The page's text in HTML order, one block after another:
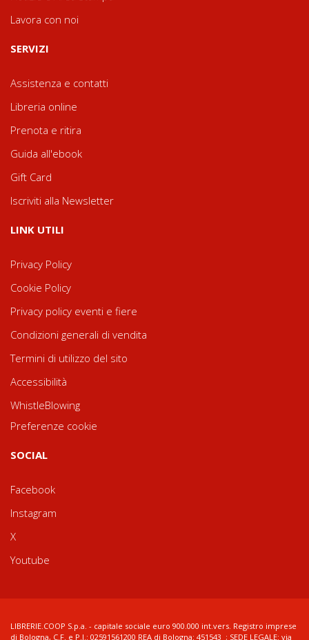
Lavora con noi
SERVIZI
Assistenza e contatti
Libreria online
Prenota e ritira
Guida all'ebook
Gift Card
Iscriviti alla Newsletter
LINK UTILI
Privacy Policy
Cookie Policy
Privacy policy eventi e fiere
Condizioni generali di vendita
Termini di utilizzo del sito
Accessibilità
WhistleBlowing
Preferenze cookie
SOCIAL
Facebook
Instagram
X
Youtube
LIBRERIE.COOP S.p.a. - capitale sociale euro 900.000 int.vers. Registro imprese
di Bologna, C.F. e P.I.: 02591561200 REA di Bologna: 451543 ; SEDE LEGALE: via